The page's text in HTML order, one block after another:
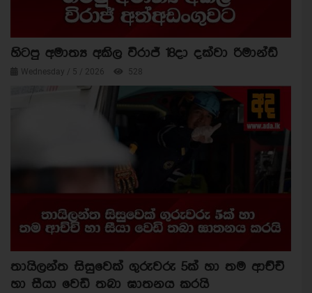
හිටපු අමාත්‍ය අකිල විරාජ් 18දා දක්වා රිමාන්ඩ්
Wednesday / 5 / 2026 528
තායිලන්ත සිසුවෙක් ගුරුවරු 5ක් හා තම ආච්චි
හා සීයා වෙඩි තබා ඝාතනය කරයි